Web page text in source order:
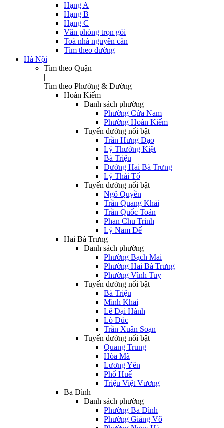
Hạng A
Hạng B
Hạng C
Văn phòng trọn gói
Toà nhà nguyên căn
Tìm theo đường
Hà Nội
Tìm theo Quận
|
Tìm theo Phường & Đường
Hoàn Kiếm
Danh sách phường
Phường Cửa Nam
Phường Hoàn Kiếm
Tuyến đường nổi bật
Trần Hưng Đạo
Lý Thường Kiệt
Bà Triệu
Đường Hai Bà Trưng
Lý Thái Tổ
Tuyến đường nổi bật
Ngô Quyền
Trần Quang Khải
Trần Quốc Toản
Phan Chu Trinh
Lý Nam Đế
Hai Bà Trưng
Danh sách phường
Phường Bạch Mai
Phường Hai Bà Trưng
Phường Vĩnh Tuy
Tuyến đường nổi bật
Bà Triệu
Minh Khai
Lê Đại Hành
Lò Đúc
Trần Xuân Soạn
Tuyến đường nổi bật
Quang Trung
Hòa Mã
Lương Yên
Phố Huế
Triệu Việt Vương
Ba Đình
Danh sách phường
Phường Ba Đình
Phường Giảng Võ